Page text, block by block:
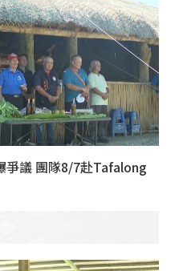
爭議 團隊8/7赴Tafalong